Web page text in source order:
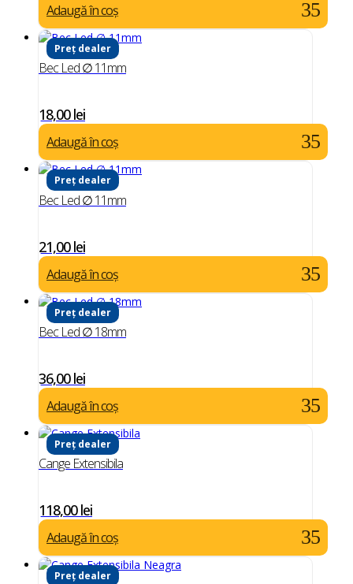
Adaugă în coș
Preț dealer
Bec Led ∅ 11mm
18,00lei
Adaugă în coș
Preț dealer
Bec Led ∅ 11mm
21,00lei
Adaugă în coș
Preț dealer
Bec Led ∅ 18mm
36,00lei
Adaugă în coș
Preț dealer
Cange Extensibila
118,00lei
Adaugă în coș
Preț dealer